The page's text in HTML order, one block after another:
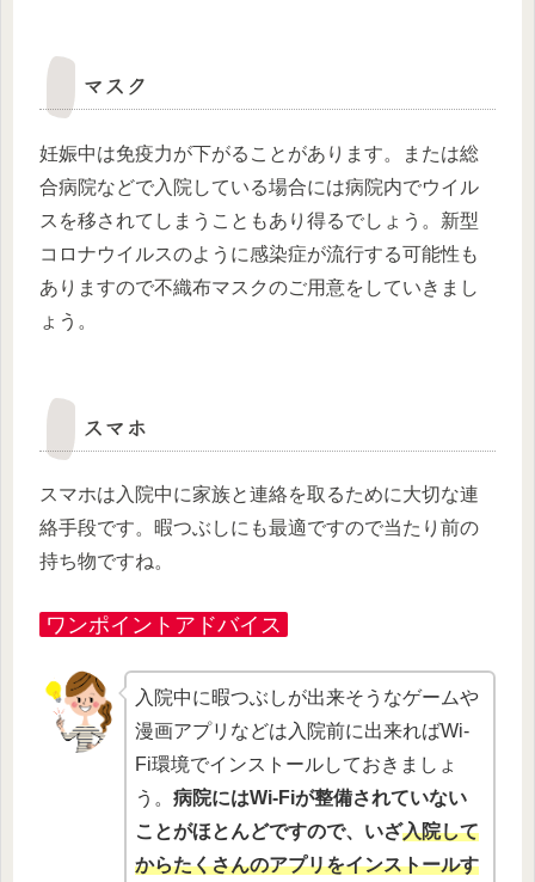
マスク
妊娠中は免疫力が下がることがあります。または総
合病院などで入院している場合には病院内でウイル
スを移されてしまうこともあり得るでしょう。新型
コロナウイルスのように感染症が流行する可能性も
ありますので不織布マスクのご用意をしていきまし
ょう。
スマホ
スマホは入院中に家族と連絡を取るために大切な連
絡手段です。暇つぶしにも最適ですので当たり前の
持ち物ですね。
ワンポイントアドバイス
入院中に暇つぶしが出来そうなゲームや
漫画アプリなどは入院前に出来ればWi-
Fi環境でインストールしておきましょ
う。病院にはWi-Fiが整備されていない
ことがほとんどですので、いざ入院して
からたくさんのアプリをインストールす